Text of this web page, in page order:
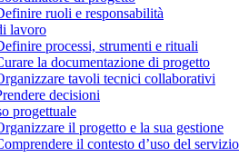
ruoli e responsabilità
lavoro
processi, strumenti e rituali
la documentazione di progetto
tavoli tecnici collaborativi
decisioni
progettuale
il progetto e la sua gestione
il contesto d’uso del servizio